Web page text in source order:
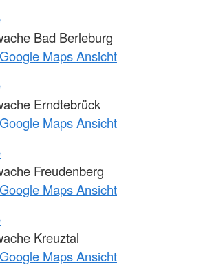
Bad Berleburg
Maps Ansicht
Erndtebrück
Maps Ansicht
Freudenberg
Maps Ansicht
Kreuztal
Maps Ansicht